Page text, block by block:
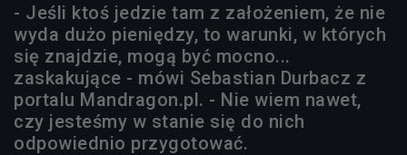
- Jeśli ktoś jedzie tam z założeniem, że nie
wyda dużo pieniędzy, to warunki, w których
się znajdzie, mogą być mocno...
zaskakujące - mówi Sebastian Durbacz z
portalu Mandragon.pl. - Nie wiem nawet,
czy jesteśmy w stanie się do nich
odpowiednio przygotować.